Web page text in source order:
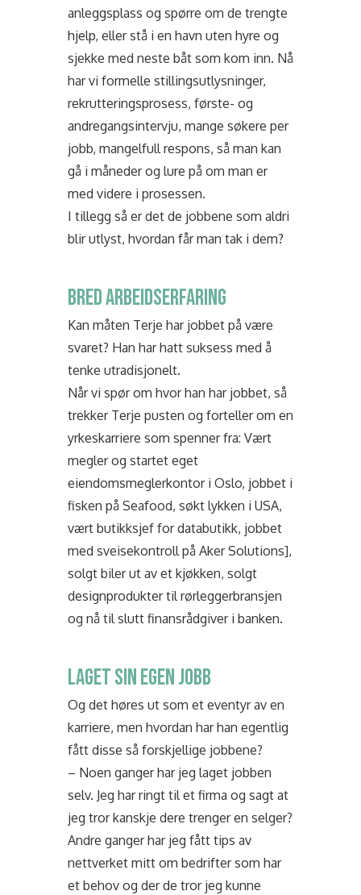
anleggsplass og spørre om de trengte
hjelp, eller stå i en havn uten hyre og
sjekke med neste båt som kom inn. Nå
har vi formelle stillingsutlysninger,
rekrutteringsprosess, første- og
andregangsintervju, mange søkere per
jobb, mangelfull respons, så man kan
gå i måneder og lure på om man er
med videre i prosessen.
I tillegg så er det de jobbene som aldri
blir utlyst, hvordan får man tak i dem?
BRED ARBEIDSERFARING
Kan måten Terje har jobbet på være
svaret? Han har hatt suksess med å
tenke utradisjonelt.
Når vi spør om hvor han har jobbet, så
trekker Terje pusten og forteller om en
yrkeskarriere som spenner fra: Vært
megler og startet eget
eiendomsmeglerkontor i Oslo, jobbet i
fisken på Seafood, søkt lykken i USA,
vært butikksjef for databutikk, jobbet
med sveisekontroll på Aker Solutions],
solgt biler ut av et kjøkken, solgt
designprodukter til rørleggerbransjen
og nå til slutt finansrådgiver i banken.
LAGET SIN EGEN JOBB
Og det høres ut som et eventyr av en
karriere, men hvordan har han egentlig
fått disse så forskjellige jobbene?
– Noen ganger har jeg laget jobben
selv. Jeg har ringt til et firma og sagt at
jeg tror kanskje dere trenger en selger?
Andre ganger har jeg fått tips av
nettverket mitt om bedrifter som har
et behov og der de tror jeg kunne